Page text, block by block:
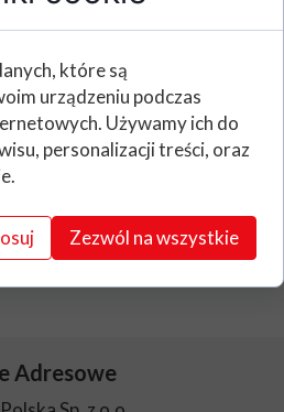
Adresowe
które są
urządzeniu podczas
Używamy ich do
personalizacji treści, oraz
Zezwól na wszystkie